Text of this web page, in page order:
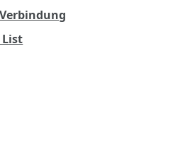
List